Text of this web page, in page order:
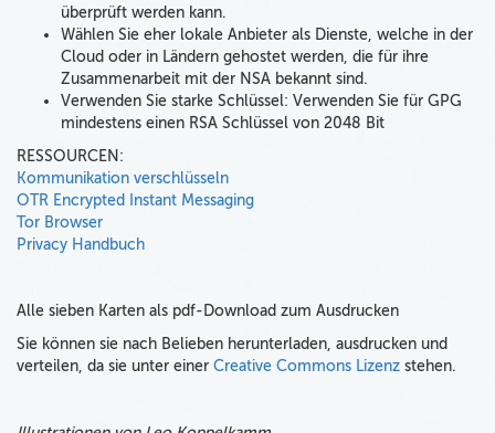
überprüft werden kann.
Wählen Sie eher lokale Anbieter als Dienste, welche in der
Cloud oder in Ländern gehostet werden, die für ihre
Zusammenarbeit mit der NSA bekannt sind.
Verwenden Sie starke Schlüssel: Verwenden Sie für GPG
mindestens einen RSA Schlüssel von 2048 Bit
RESSOURCEN:
Kommunikation verschlüsseln
OTR Encrypted Instant Messaging
Tor Browser
Privacy Handbuch
Alle sieben Karten als pdf-Download zum Ausdrucken
Sie können sie nach Belieben herunterladen, ausdrucken und
verteilen, da sie unter einer Creative Commons Lizenz stehen.